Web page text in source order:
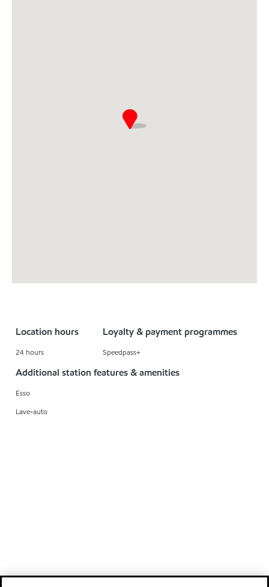
Location hours
24 hours
Loyalty & payment programmes
Speedpass+
Additional station features & amenities
Esso
Lave-auto